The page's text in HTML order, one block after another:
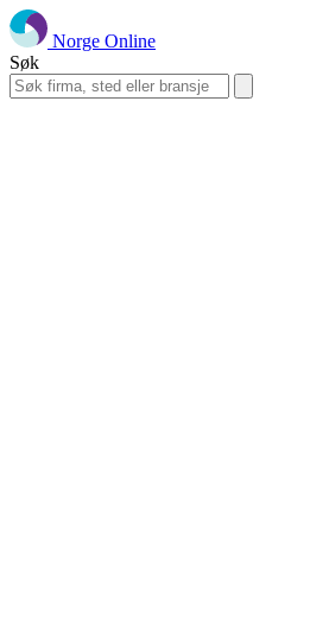
Norge Online
Søk